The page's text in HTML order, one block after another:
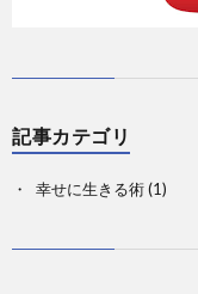
記事カテゴリ
幸せに生きる術(1)